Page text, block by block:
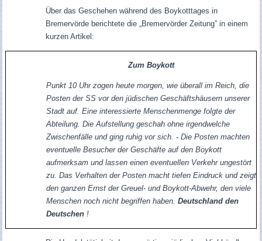
Über das Geschehen während des Boykotttages in
Bremervörde berichtete die „Bremervörder Zeitung” in einem
kurzen Artikel:
Zum Boykott
Punkt 10 Uhr zogen heute morgen, wie überall im Reich, die
Posten der SS vor den jüdischen Geschäftshäusern unserer
Stadt auf. Eine interessierte Menschenmenge folgte der
Abteilung. Die Aufstellung geschah ohne irgendwelche
Zwischenfälle und ging ruhig vor sich. - Die Posten machten
eventuelle Besucher der Geschäfte auf den Boykott
aufmerksam und lassen einen eventuellen Verkehr ungestört
zu. Das Verhalten der Posten macht tiefen Eindruck und zeigt
den ganzen Ernst der Greuel- und Boykott-Abwehr, den viele
Menschen noch nicht begriffen haben. Deutschland den
Deutschen !